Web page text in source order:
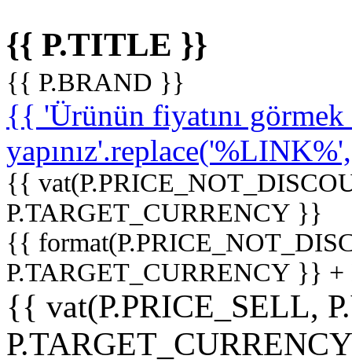
{{ P.TITLE }}
{{ P.BRAND }}
{{ 'Ürünün fiyatını
{{
P.TARGET_CURRENCY }}
{{
P.TARGET_CURRENCY }}
{{ vat(P.PRICE_SELL,